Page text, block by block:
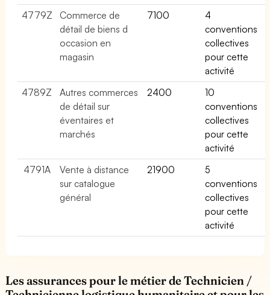
4779Z
Commerce de
détail de biens d
occasion en
magasin
7100
4
conventions
collectives
pour cette
activité
4789Z
Autres commerces
de détail sur
éventaires et
marchés
2400
10
conventions
collectives
pour cette
activité
4791A
Vente à distance
sur catalogue
général
21900
5
conventions
collectives
pour cette
activité
Les assurances pour le métier de Technicien /